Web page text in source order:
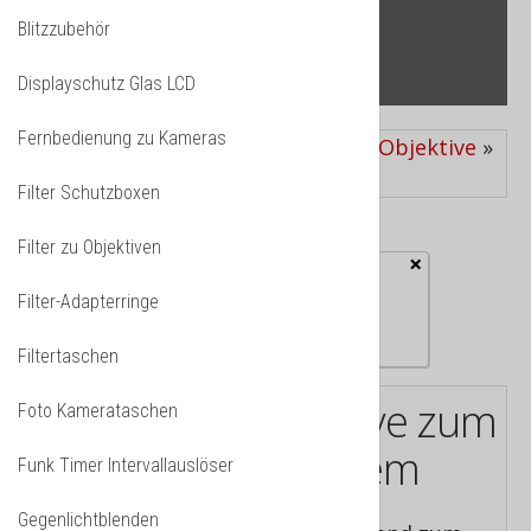
ZUBEHÖR
WARENKORB
Aktuelle Seite:Startseite Objektive »
Canon M-System Objektive
×
Advanced Custom Fields
Tabelle der Objektive zum
Canon EOS M-System
Blitzzubehör
Displayschutz Glas LCD
Fernbedienung zu Kameras
Filter Schutzboxen
Filter zu Objektiven
Filter-Adapterringe
Filtertaschen
Foto Kamerataschen
Funk Timer Intervallauslöser
Gegenlichtblenden